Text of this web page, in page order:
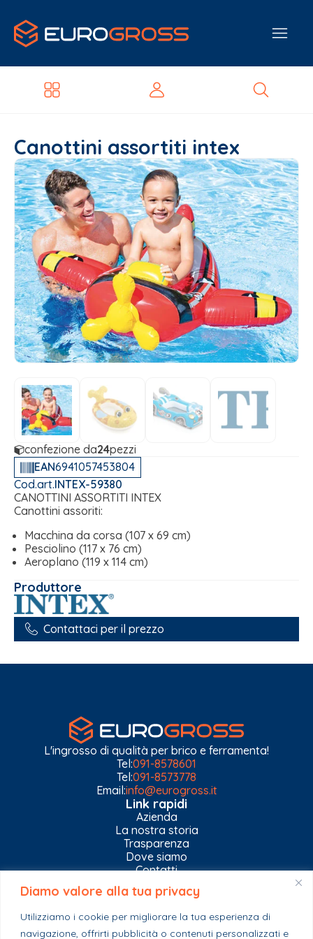
Diamo valore alla tua privacy
Utilizziamo i cookie per migliorare la tua esperienza di
navigazione, offrirti pubblicità o contenuti personalizzati e
Canottini assortiti intex
confezione da24pezzi
EAN6941057453804
Cod.art.INTEX-59380
CANOTTINI ASSORTITI INTEX
Canottini assoriti:
Macchina da corsa (107 x 69 cm)
Pesciolino (117 x 76 cm)
Aeroplano (119 x 114 cm)
Produttore
Contattaci per il prezzo
L'ingrosso di qualità per brico e ferramenta!
Tel:091-8578601
Tel:091-8573778
Email:info@eurogross.it
Link rapidi
Azienda
La nostra storia
Trasparenza
Dove siamo
Contatti
Privacy Policy
Gestisci impostazioni Cookies
Esplora il catalogo